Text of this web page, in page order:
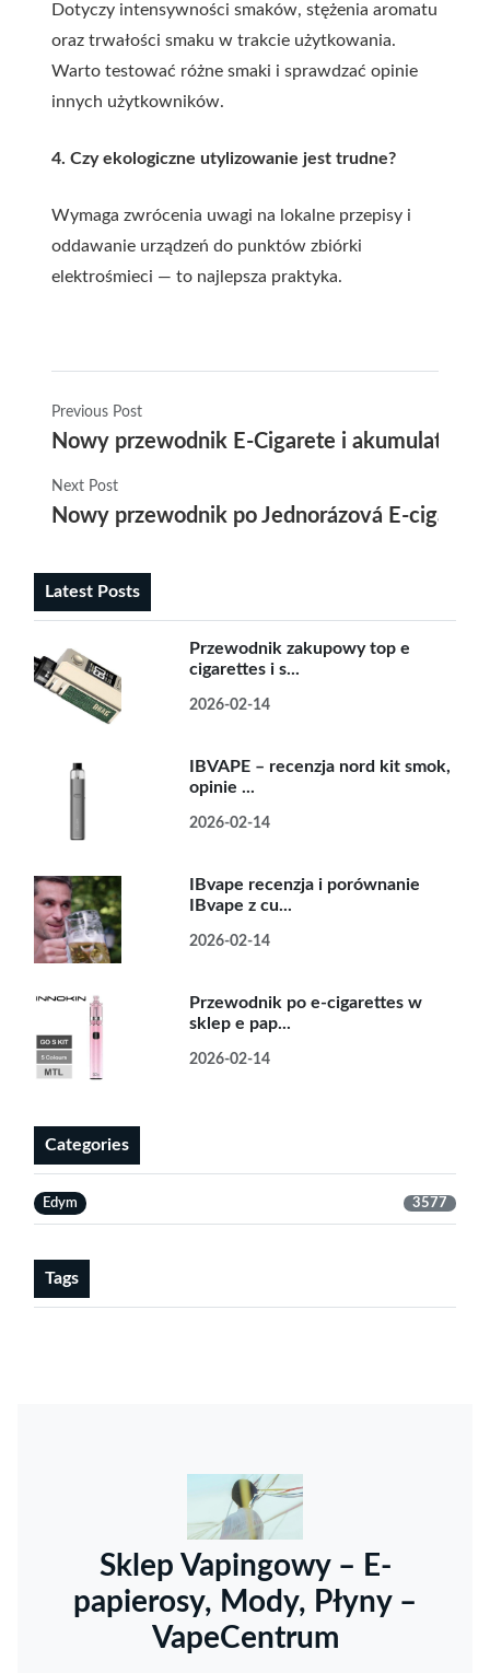
Dotyczy intensywności smaków, stężenia aromatu
oraz trwałości smaku w trakcie użytkowania.
Warto testować różne smaki i sprawdzać opinie
innych użytkowników.
4. Czy ekologiczne utylizowanie jest trudne?
Wymaga zwrócenia uwagi na lokalne przepisy i
oddawanie urządzeń do punktów zbiórki
elektrośmieci — to najlepsza praktyka.
Previous Post
Nowy przewodnik E-Cigarete i akumulatory
Next Post
Nowy przewodnik po Jednorázová E-
Latest Posts
Przewodnik zakupowy top e
cigarettes i s...
2026-02-14
IBVAPE – recenzja nord kit smok,
opinie ...
2026-02-14
IBvape recenzja i porównanie
IBvape z cu...
2026-02-14
Przewodnik po e-cigarettes w
sklep e pap...
2026-02-14
Categories
Edym 3577
Tags
Sklep Vapingowy – E-
papierosy, Mody, Płyny –
VapeCentrum